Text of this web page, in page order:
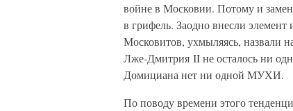
войне в Московии. Потому и
в грифель. Заодно внесли
Московитов, ухмыляясь, назвали
Лже-Дмитрия II не осталось ни
Домициана нет ни одной МУХИ.
По поводу времени этого